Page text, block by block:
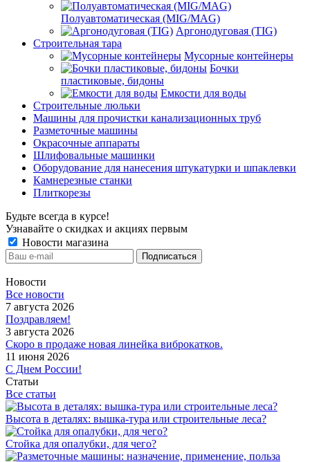
Полуавтоматическая (MIG/MAG)
Аргонодуговая (TIG)
Строительная тара
Мусорные контейнеры
Бочки
пластиковые, бидоны
Емкости для воды
Строительные люльки
Машины для прочистки канализационных труб
Разметочные машины
Окрасочные аппараты
Шлифовальные машинки
Оборудование для нанесения штукатурки и шпаклевки
Камнерезные станки
Плиткорезы
Будьте всегда в курсе!
Узнавайте о скидках и акциях первым
Новости магазина
Новости
Все новости
7 августа 2026
Поздравляем!
3 августа 2026
Скоро в продаже новая линейка виброкатков.
11 июня 2026
С Днем России!
Статьи
Все статьи
Высота в деталях: вышка-тура или строительные леса?
Стойка для опалубки, для чего?